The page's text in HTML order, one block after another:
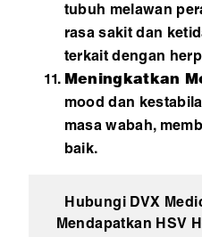
tubuh melawan
rasa sakit dan
terkait dengan
Meningkatkan
mood dan
masa wabah,
baik.
Hubungi DVX
Mendapatkan HSV